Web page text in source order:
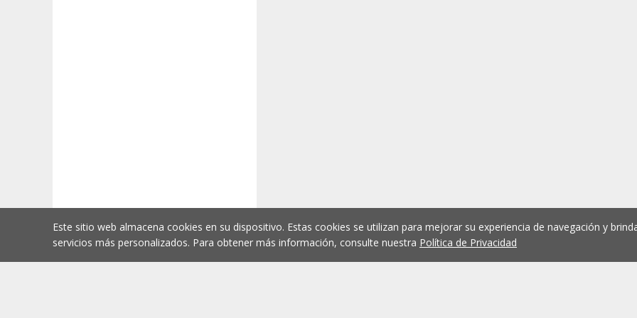
Este sitio web almacena cookies en su dispositivo. Estas cookies se utilizan para mejorar su experiencia de navegación y
servicios más personalizados. Para obtener más información, consulte nuestra Política de Privacidad